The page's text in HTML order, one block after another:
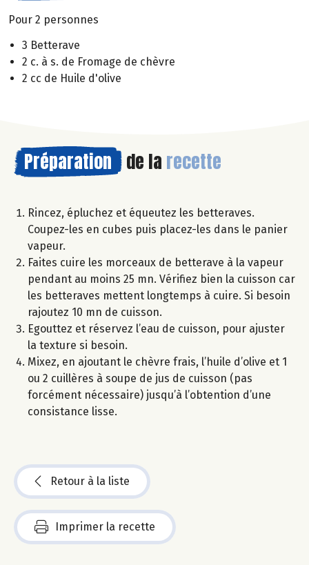
Pour 2 personnes
3 Betterave
2 c. à s. de Fromage de chèvre
2 cc de Huile d'olive
Préparation de la recette
Rincez, épluchez et équeutez les betteraves.
Coupez-les en cubes puis placez-les dans le panier
vapeur.
Faites cuire les morceaux de betterave à la vapeur
pendant au moins 25 mn. Vérifiez bien la cuisson car
les betteraves mettent longtemps à cuire. Si besoin
rajoutez 10 mn de cuisson.
Egouttez et réservez l’eau de cuisson, pour ajuster
la texture si besoin.
Mixez, en ajoutant le chèvre frais, l’huile d’olive et 1
ou 2 cuillères à soupe de jus de cuisson (pas
forcément nécessaire) jusqu’à l’obtention d’une
consistance lisse.
Retour à la liste
Imprimer la recette